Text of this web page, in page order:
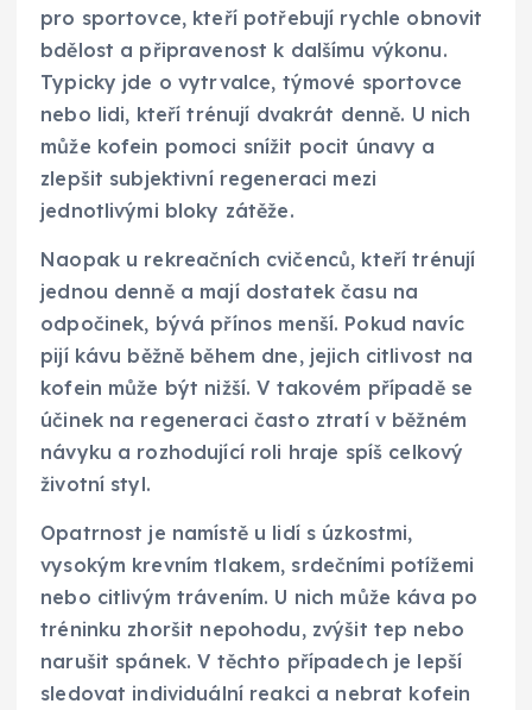
pro sportovce, kteří potřebují rychle obnovit
bdělost a připravenost k dalšímu výkonu.
Typicky jde o vytrvalce, týmové sportovce
nebo lidi, kteří trénují dvakrát denně. U nich
může kofein pomoci snížit pocit únavy a
zlepšit subjektivní regeneraci mezi
jednotlivými bloky zátěže.
Naopak u rekreačních cvičenců, kteří trénují
jednou denně a mají dostatek času na
odpočinek, bývá přínos menší. Pokud navíc
pijí kávu běžně během dne, jejich citlivost na
kofein může být nižší. V takovém případě se
účinek na regeneraci často ztratí v běžném
návyku a rozhodující roli hraje spíš celkový
životní styl.
Opatrnost je namístě u lidí s úzkostmi,
vysokým krevním tlakem, srdečními potížemi
nebo citlivým trávením. U nich může káva po
tréninku zhoršit nepohodu, zvýšit tep nebo
narušit spánek. V těchto případech je lepší
sledovat individuální reakci a nebrat kofein